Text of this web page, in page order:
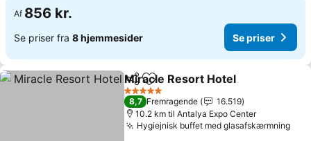
Af 856 kr.
Se priser fra 8 hjemmesider Se priser
Del Føj til favoritter
Miracle Resort Hotel
5 Stjerner
8,7 Fremragende
16.519
10.2 km til Antalya Expo Center
Hygiejnisk buffet med glasafskærmning